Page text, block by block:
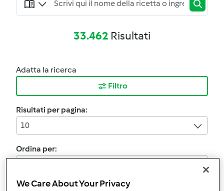
33.462 Risultati
Adatta la ricerca
Filtro
Risultati per pagina:
10
Ordina per:
We Care About Your Privacy